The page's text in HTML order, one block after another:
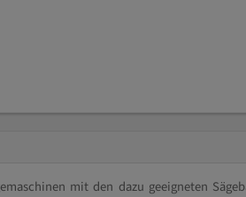
mit den dazu geeigneten